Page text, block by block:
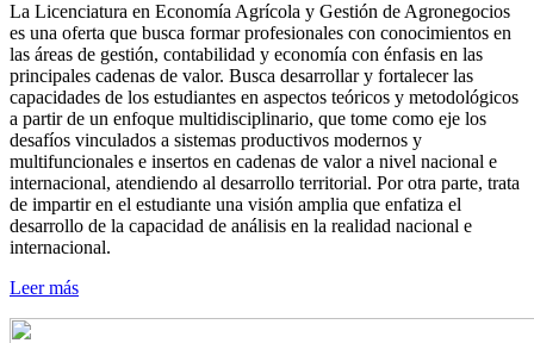
La Licenciatura en Economía Agrícola y Gestión de Agronegocios
es una oferta que busca formar profesionales con conocimientos en
las áreas de gestión, contabilidad y economía con énfasis en las
principales cadenas de valor. Busca desarrollar y fortalecer las
capacidades de los estudiantes en aspectos teóricos y metodológicos
a partir de un enfoque multidisciplinario, que tome como eje los
desafíos vinculados a sistemas productivos modernos y
multifuncionales e insertos en cadenas de valor a nivel nacional e
internacional, atendiendo al desarrollo territorial. Por otra parte, trata
de impartir en el estudiante una visión amplia que enfatiza el
desarrollo de la capacidad de análisis en la realidad nacional e
internacional.
Leer más